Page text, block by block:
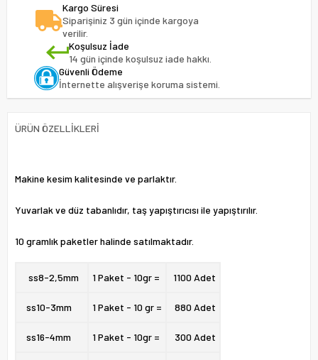
Kargo Süresi
Siparişiniz 3 gün içinde kargoya
verilir.
Koşulsuz İade
14 gün içinde koşulsuz iade hakkı.
Güvenli Ödeme
İnternette alışverişe koruma sistemi.
ÜRÜN ÖZELLIKLERI
Makine kesim kalitesinde ve parlaktır.
Yuvarlak ve düz tabanlıdır, taş yapıştırıcısı ile yapıştırılır.
10 gramlık paketler halinde satılmaktadır.
ss8-2,5mm 1 Paket - 10gr = 1100 Adet
ss10-3mm 1 Paket - 10 gr = 880 Adet
ss16-4mm 1 Paket - 10gr = 300 Adet